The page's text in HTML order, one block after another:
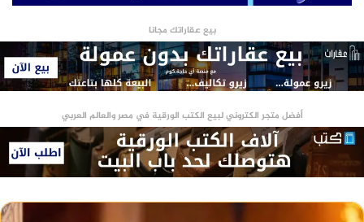
بيع عقاراتك مجانا
أفضل متجر الكتروني لبيع الكتب الورقية في مصر والعالم العربي